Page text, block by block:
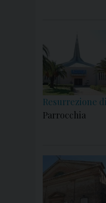
Resurrezione di
Parrocchia